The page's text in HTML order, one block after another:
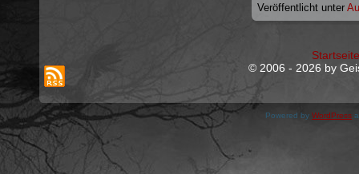
Veröffentlicht unter
Startseite
© 2006 - 2026 by
Powered by WordPress